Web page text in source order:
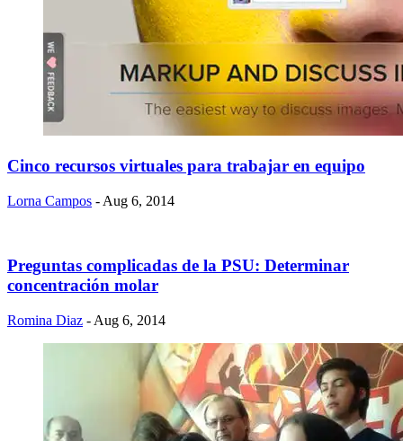
Cinco recursos virtuales para trabajar en equipo
Lorna Campos - Aug 6, 2014
Preguntas complicadas de la PSU: Determinar
concentración molar
Romina Diaz - Aug 6, 2014